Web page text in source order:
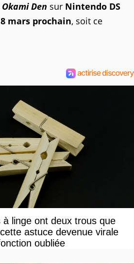
Okami Den sur Nintendo DS
mars prochain, soit ce
à linge ont deux trous que
astuce devenue virale
oubliée